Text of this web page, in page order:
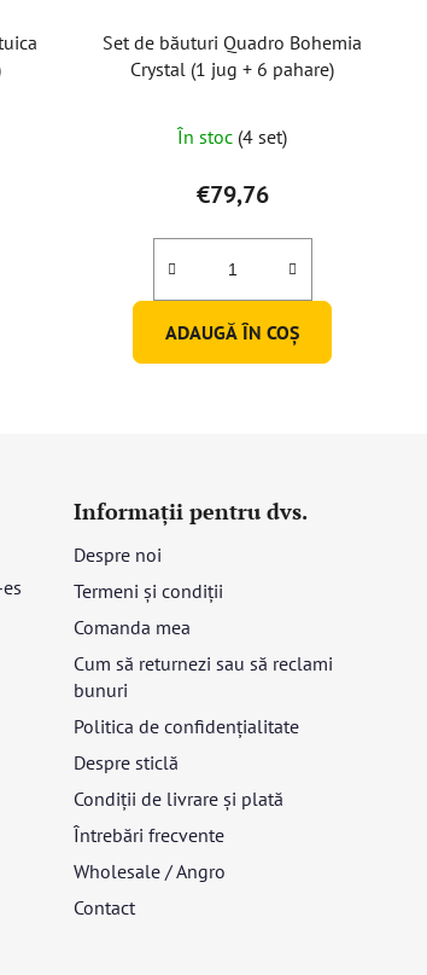
Set de băuturi Quadro Bohemia
Crystal (1 jug + 6 pahare)
medie
a
produsului
este
5,0
5
În stoc (4 set)
€79,76
ADAUGĂ ÎN COŞ
Informații pentru dvs.
Despre noi
Termeni și condiții
Comanda mea
Cum să returnezi sau să reclami
bunuri
Politica de confidențialitate
Despre sticlă
Condiții de livrare și plată
Întrebări frecvente
Wholesale / Angro
Contact